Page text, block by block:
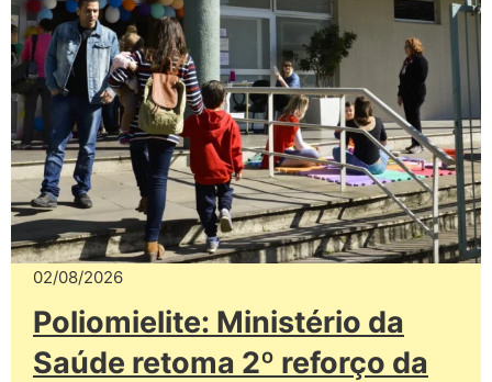
02/08/2026
Poliomielite: Ministério da
Saúde retoma 2º reforço da